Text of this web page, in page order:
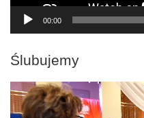
00:00
Ślubujemy
Odtwarzacz
video